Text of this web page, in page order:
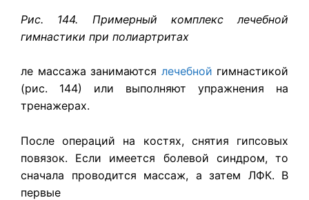
Рис. 144. Примерный комплекс лечебной
гимнастики при полиартритах
ле массажа занимаются лечебной гимнастикой
(рис. 144) или выполняют упражнения на
тренажерах.
После операций на костях, снятия гипсовых
повязок. Если имеется болевой синдром, то
сначала проводится массаж, а затем ЛФК. В
первые